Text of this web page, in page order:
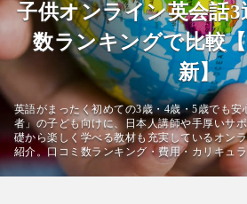
子供オンライン英会話3
数ランキングで比較
新】
英語がまったく初めての3歳・4歳・5歳でも
者」の子ども向けに、日本人講師や手厚いサ
礎から楽しく学べる教材も充実しているオン
紹介。口コミ数ランキング・費用・カリキュ